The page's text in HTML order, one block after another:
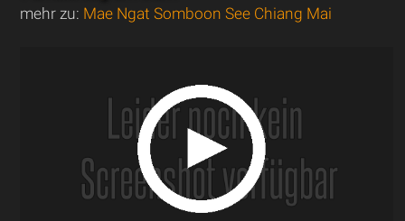
mehr zu: Mae Ngat Somboon See Chiang Mai